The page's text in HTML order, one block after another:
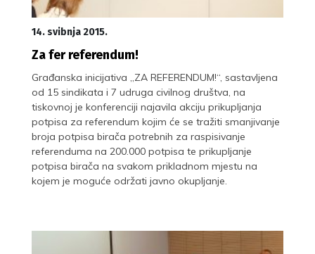
14. svibnja 2015.
Za fer referendum!
Građanska inicijativa „ZA REFERENDUM!“, sastavljena
od 15 sindikata i 7 udruga civilnog društva, na
tiskovnoj je konferenciji najavila akciju prikupljanja
potpisa za referendum kojim će se tražiti smanjivanje
broja potpisa birača potrebnih za raspisivanje
referenduma na 200.000 potpisa te prikupljanje
potpisa birača na svakom prikladnom mjestu na
kojem je moguće održati javno okupljanje.